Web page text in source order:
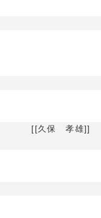
雄]]